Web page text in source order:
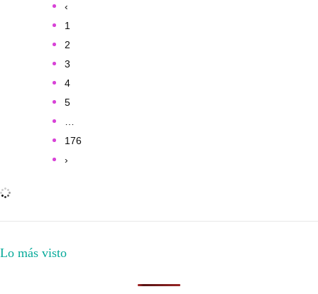
‹
1
2
3
4
5
176
›
Lo más visto